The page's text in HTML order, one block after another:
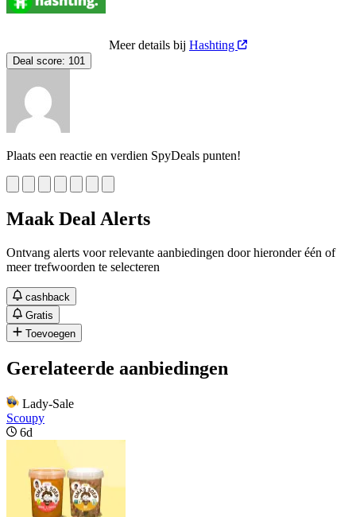
Meer details bij Hashting
Deal score: 101
Plaats een reactie en verdien SpyDeals punten!
Maak Deal Alerts
Ontvang alerts voor relevante aanbiedingen door hieronder één of
meer trefwoorden te selecteren
cashback
Gratis
Toevoegen
Gerelateerde aanbiedingen
Lady-Sale
Scoupy
6d